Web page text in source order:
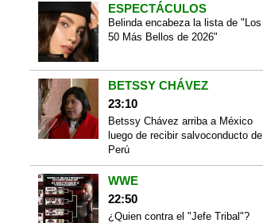
ESPECTÁCULOS
Belinda encabeza la lista de "Los
50 Más Bellos de 2026"
BETSSY CHÁVEZ
23:10
Betssy Chávez arriba a México
luego de recibir salvoconducto de
Perú
WWE
22:50
¿Quien contra el "Jefe Tribal"?